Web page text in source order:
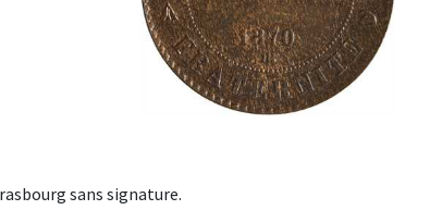
sans signature.